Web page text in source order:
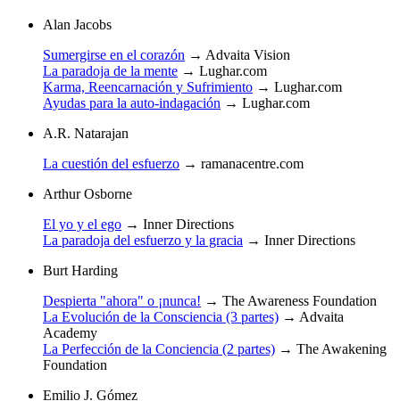
Alan Jacobs
Sumergirse en el corazón → Advaita Vision
La paradoja de la mente → Lughar.com
Karma, Reencarnación y Sufrimiento → Lughar.com
Ayudas para la auto-indagación → Lughar.com
A.R. Natarajan
La cuestión del esfuerzo → ramanacentre.com
Arthur Osborne
El yo y el ego → Inner Directions
La paradoja del esfuerzo y la gracia → Inner Directions
Burt Harding
Despierta "ahora" o ¡nunca! → The Awareness Foundation
La Evolución de la Consciencia (3 partes) → Advaita
Academy
La Perfección de la Conciencia (2 partes) → The Awakening
Foundation
Emilio J. Gómez